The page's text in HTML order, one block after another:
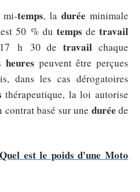
mi-temps, la durée minimale
50 % du temps de travail
17 h 30 detravail chaque
heures peuvent être perçues
dans les cas dérogatoires
thérapeutique, la loi autorise
contrat basé sur une durée de
Quel est le poids d'une Moto